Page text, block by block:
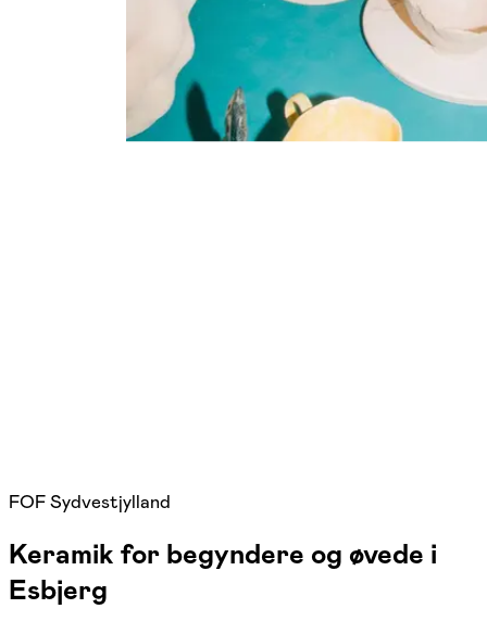
FOF Sydvestjylland
Keramik for begyndere og øvede i
Esbjerg